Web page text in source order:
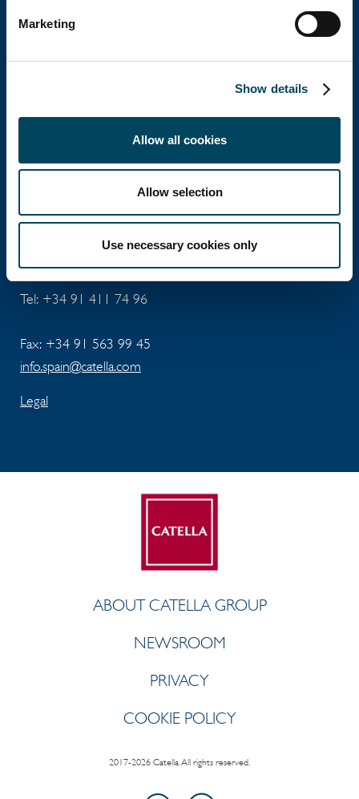
Marketing
Show details
Allow all cookies
Allow selection
Use necessary cookies only
Catella es una empresa líder especializada en
inversiones inmobiliarias con operaciones en 12
Catella España
José Abascal 56 - 5ta Planta
ES-28003 Madrid
Tel: +34 91 411 74 96
Fax: +34 91 563 99 45
info.spain@catella.com
Legal
ABOUT CATELLA GROUP
NEWSROOM
PRIVACY
COOKIE POLICY
2017-2026 Catella. All rights reserved.